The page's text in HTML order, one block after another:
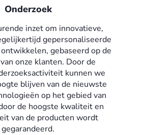
Onderzoek
inzet om innovatieve,
gepersonaliseerde
gebaseerd op de
onze klanten. Door de
kunnen we
blijven van de nieuwste
op het gebied van
de hoogste kwaliteit en
van de producten wordt
gegarandeerd.